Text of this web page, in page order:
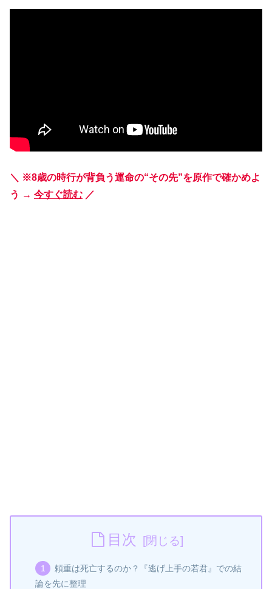
＼ ※8歳の時行が背負う運命の“その先”を原作で確かめよ
う → 今すぐ読む ／
目次
頼重は死亡するのか？『逃げ上手の若君』での結
論を先に整理